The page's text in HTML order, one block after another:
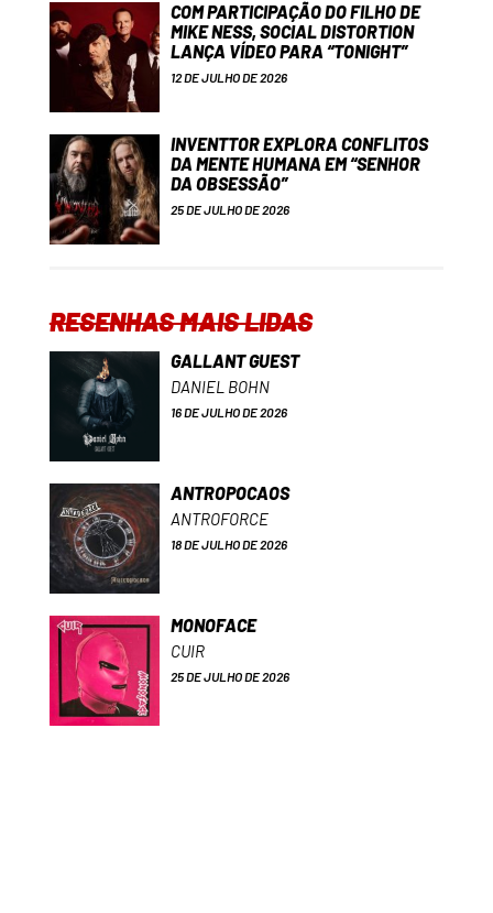
COM PARTICIPAÇÃO DO FILHO DE
MIKE NESS, SOCIAL DISTORTION
LANÇA VÍDEO PARA “TONIGHT”
12 DE JULHO DE 2026
INVENTTOR EXPLORA CONFLITOS
DA MENTE HUMANA EM “SENHOR
DA OBSESSÃO”
25 DE JULHO DE 2026
RESENHAS MAIS LIDAS
GALLANT GUEST
DANIEL BOHN
16 DE JULHO DE 2026
ANTROPOCAOS
ANTROFORCE
18 DE JULHO DE 2026
MONOFACE
CUIR
25 DE JULHO DE 2026